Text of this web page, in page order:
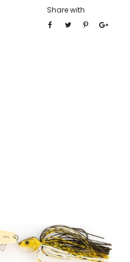
Share with